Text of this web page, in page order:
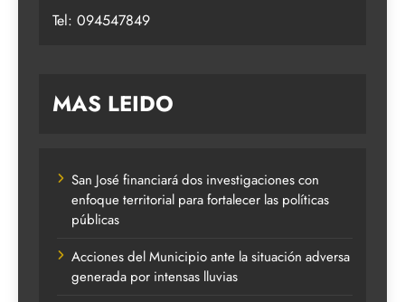
Tel: 094547849
MAS LEIDO
San José financiará dos investigaciones con
enfoque territorial para fortalecer las políticas
públicas
Acciones del Municipio ante la situación adversa
generada por intensas lluvias